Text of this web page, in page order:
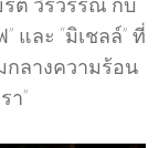
ติ วีรวรรณ กับ
และ “มิเชลล์” ที่
ลางความร้อน
า”